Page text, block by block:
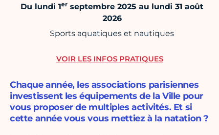
Du lundi 1er septembre 2025 au lundi 31 août
2026
Sports aquatiques et nautiques
Chaque année, les associations parisiennes
investissent les équipements de la Ville pour
vous proposer de multiples activités. Et si
cette année vous vous mettiez à la natation ?
VOIR LES INFOS PRATIQUES